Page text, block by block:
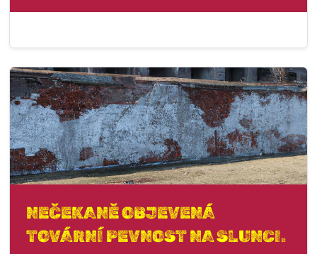
NEČEKANĚ OBJEVENÁ
TOVÁRNÍ PEVNOST NA SLUNCI.